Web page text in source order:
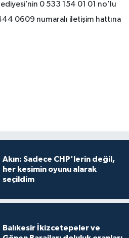
0 533 154 01 01 no’lu
0609 numaralı iletişim hattına
Akın: Sadece CHP'lerin değil,
her kesimin oyunu alarak
seçildim
Balıkesir İkizcetepeler ve